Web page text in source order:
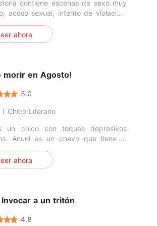
contiene escenas de sexo muy
acoso sexual, intento de violación,
posesividad. ----------------------
---------------------
hagas lo que hagas, lo sé. Tú
ahora
morir en Agosto!
5.0
Chico Literario
un chico con toques depresivos
Anuel es un chavo que tiene el
están en busca de arreglar sus
en un campamento que promete
entre un adolescente y un joven
exprés que les dejara con "ganas
ahora
a un tritón
4.8